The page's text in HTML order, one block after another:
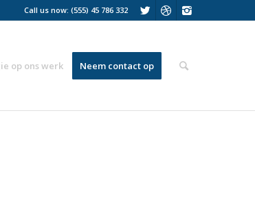
Call us now: (555) 45 786 332
op ons werk Neem contact op